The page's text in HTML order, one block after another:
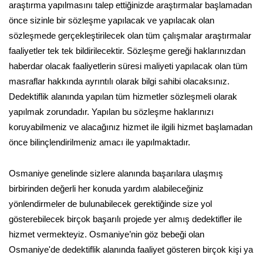
araştırma yapılmasını talep ettiğinizde araştırmalar başlamadan
önce sizinle bir sözleşme yapılacak ve yapılacak olan
sözleşmede gerçekleştirilecek olan tüm çalışmalar araştırmalar
faaliyetler tek tek bildirilecektir. Sözleşme gereği haklarınızdan
haberdar olacak faaliyetlerin süresi maliyeti yapılacak olan tüm
masraflar hakkında ayrıntılı olarak bilgi sahibi olacaksınız.
Dedektiflik alanında yapılan tüm hizmetler sözleşmeli olarak
yapılmak zorundadır. Yapılan bu sözleşme haklarınızı
koruyabilmeniz ve alacağınız hizmet ile ilgili hizmet başlamadan
önce bilinçlendirilmeniz amacı ile yapılmaktadır.
Osmaniye genelinde sizlere alanında başarılara ulaşmış
birbirinden değerli her konuda yardım alabileceğiniz
yönlendirmeler de bulunabilecek gerektiğinde size yol
gösterebilecek birçok başarılı projede yer almış dedektifler ile
hizmet vermekteyiz. Osmaniye’nin göz bebeği olan
Osmaniye'de dedektiflik alanında faaliyet gösteren birçok kişi ya